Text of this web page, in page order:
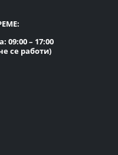
09:00 – 17:00
се работи)